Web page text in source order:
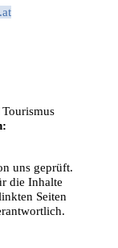
uns geprüft.
die Inhalte
Seiten